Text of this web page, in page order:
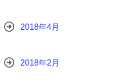
2018年4月
2018年2月